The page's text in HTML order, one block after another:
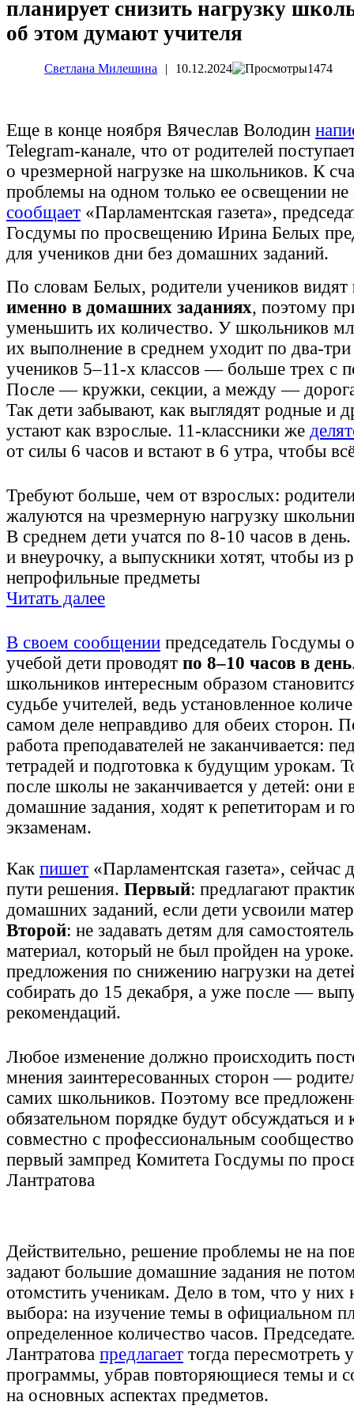
планирует снизить нагрузку
об этом думают учителя
Светлана Милешина | 10.12.2024 1474
Еще в конце ноября Вячеслав Володин
Telegram-канале, что от родителей
о чрезмерной нагрузке на школьников. К
проблемы на одном только ее освещении не
сообщает «Парламентская газета»,
Госдумы по просвещению Ирина Белых
для учеников дни без домашних заданий.
По словам Белых, родители учеников видят
именно в домашних заданиях, поэтому
уменьшить их количество. У школьников
их выполнение в среднем уходит по два-три
учеников 5–11-х классов — больше трех с
После — кружки, секции, а между —
Так дети забывают, как выглядят родные и
устают как взрослые. 11-классники же
от силы 6 часов и встают в 6 утра, чтобы
Требуют больше, чем от взрослых:
жалуются на чрезмерную нагрузку
В среднем дети учатся по 8-10 часов в
и внеурочку, а выпускники хотят, чтобы из
непрофильные предметы
Читать далее
В своем сообщении председатель Госдумы
учебой дети проводят по 8–10 часов в день
школьников интересным образом
судьбе учителей, ведь установленное
самом деле неправдиво для обеих сторон.
работа преподавателей не заканчивается:
тетрадей и подготовка к будущим урокам.
после школы не заканчивается у детей: они
домашние задания, ходят к репетиторам и
экзаменам.
Как пишет «Парламентская газета»‎, сейчас
пути решения. Первый: предлагают
домашних заданий, если дети усвоили
Второй: не задавать детям для
материал, который не был пройден на
предложения по снижению нагрузки на
собирать до 15 декабря, а уже после —
рекомендаций.
Любое изменение должно происходить
мнения заинтересованных сторон —
самих школьников. Поэтому все
обязательном порядке будут обсуждаться и
совместно с профессиональным
первый зампред Комитета Госдумы по
Лантратова
Действительно, решение проблемы не на
задают большие домашние задания не
отомстить ученикам. Дело в том, что у них
выбора: на изучение темы в официальном
определенное количество часов.
Лантратова предлагает тогда пересмотреть
программы, убрав повторяющиеся темы и
на основных аспектах предметов.